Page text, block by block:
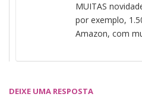
MUITAS
por exemplo,
Amazon, com
DEIXE UMA RESPOSTA